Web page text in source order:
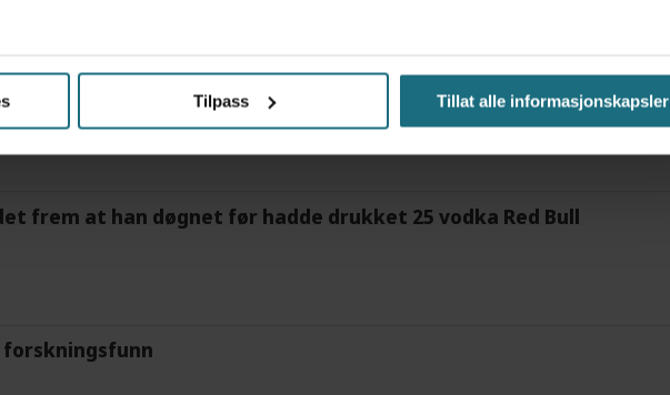
Tilpass Tillat alle informasjonskapsler
– i en 16-fots motorbåt
frem at han døgnet før hadde drukket 25 vodka Red Bull